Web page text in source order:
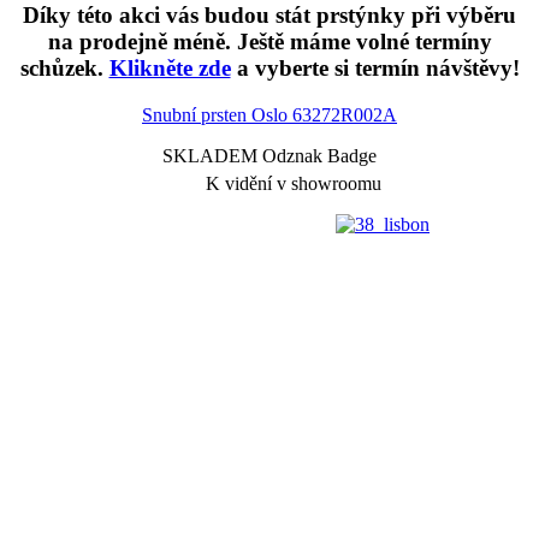
Díky této akci vás budou stát prstýnky při výběru
na prodejně méně. Ještě máme volné termíny
schůzek. Klikněte zdea vyberte si termín návštěvy!
Snubní prsten Oslo 63272R002A
SKLADEM Odznak Badge
K vidění v showroomu